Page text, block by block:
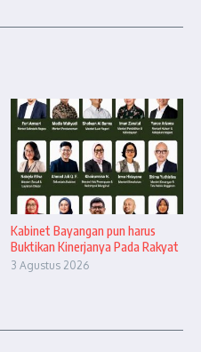
Kabinet Bayangan pun harus
Buktikan Kinerjanya Pada Rakyat
3 Agustus 2026